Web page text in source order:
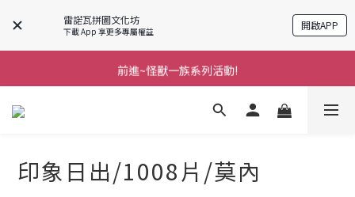
雷諾瓦拼圖文化坊
下載 App 享更多專屬權益 開啟APP
前進~怪獸一族系列活動!
前進~怪獸一族系列活動!
分享美好時光 ∣ APP好友推薦
印象日出/1008片/莫內